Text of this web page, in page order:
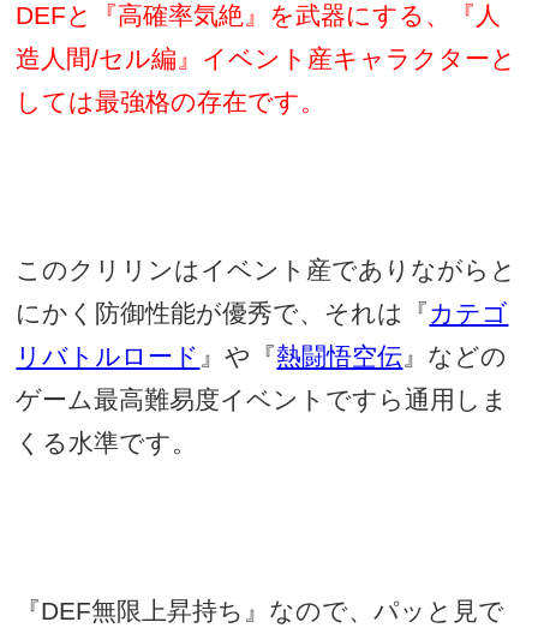
DEFと『高確率気絶』を武器にする、『人
造人間/セル編』イベント産キャラクターと
しては最強格の存在です。
このクリリンはイベント産でありながらと
にかく防御性能が優秀で、それは『カテゴ
リバトルロード 』や『熱闘悟空伝』などの
ゲーム最高難易度イベントですら通用しま
くる水準です。
『DEF無限上昇持ち』なので、パッと見で